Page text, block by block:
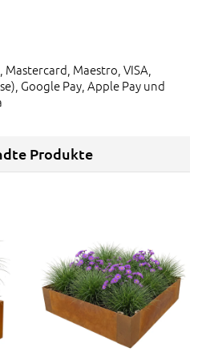
Mastercard, Maestro, VISA,
Google Pay, Apple Pay und
Produkte